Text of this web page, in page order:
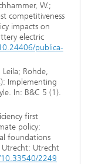
W.;
competitiveness
impacts on
electric
publica-
Rohde,
Implementing
In: B&C 5 (1).
first
policy:
foundations
Utrecht
2249